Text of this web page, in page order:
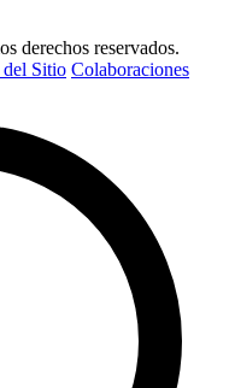
derechos reservados.
Sitio Colaboraciones